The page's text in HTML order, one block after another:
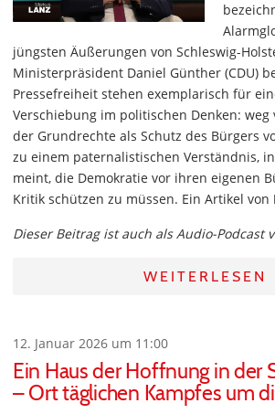
jüngsten Äußerungen von Schleswig-
Ministerpräsident Daniel Günther (CDU)
Pressefreiheit stehen exemplarisch für
Verschiebung im politischen Denken: weg
der Grundrechte als Schutz des Bürgers
zu einem paternalistischen Verständnis,
meint, die Demokratie vor ihren eigenen
Kritik schützen zu müssen. Ein Artikel von
Dieser Beitrag ist auch als Audio-Podcast
WEITERLESEN
12. Januar 2026 um 11:00
Ein Haus der Hoffnung in der
– Ort täglichen Kampfes um